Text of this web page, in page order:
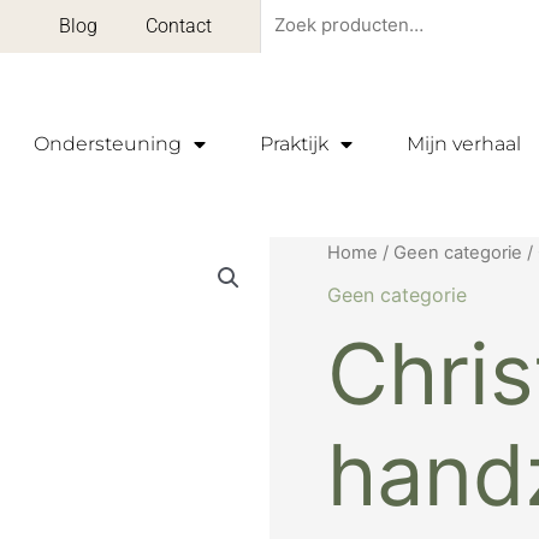
Blog Contact
Zoeken
Ondersteuning Praktijk Mijn verhaal
Home / Geen categorie /
Geen categorie
prijs
was:
€ 22,97.
Christmas
Spirit
aantal